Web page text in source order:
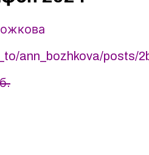
ann_bozhkova/